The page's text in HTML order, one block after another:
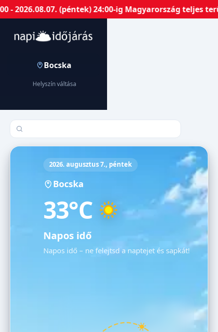
(péntek) 24:00-ig Magyarország teljes
Bocska
Helyszín váltása
Település keresése
2026. augusztus 7., péntek
Bocska
33°C
Napos idő
Napos idő – ne felejtsd a naptejet és sapkát!